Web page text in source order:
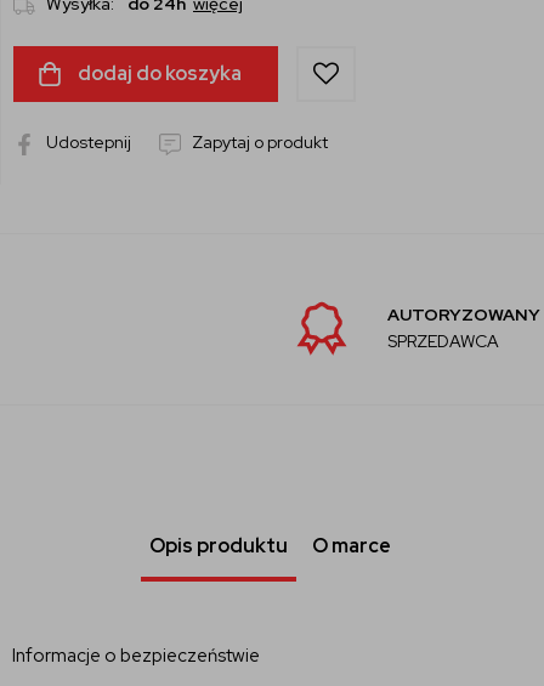
dodaj do koszyka
Udostepnij Zapytaj o produkt
AUTORYZOWANY
SPRZEDAWCA
Opis produktu O marce
Informacje o bezpieczeństwie